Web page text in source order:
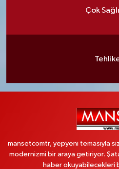
Çok
mansetcomtr, yepyeni temasıyla
modernizmi bir araya getiriyor.
haber okuyabilecekleri